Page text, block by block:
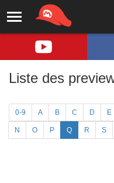
Liste des
0-9 A B C D E
N O P Q R S